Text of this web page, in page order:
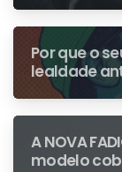
Por que o
lealdade
A NOVA
modelo